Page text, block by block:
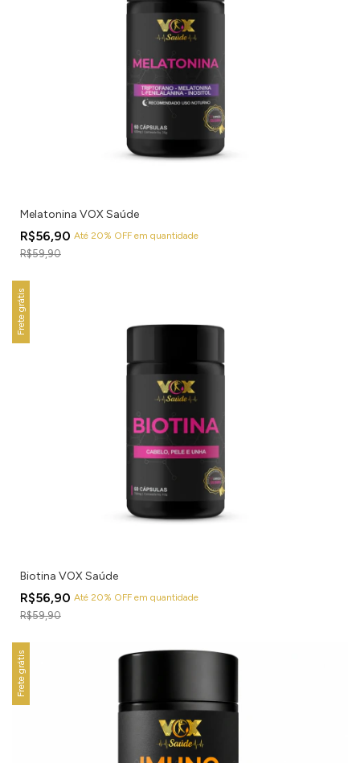
Melatonina VOX Saúde
R$56,90 Até 20% OFF em quantidade
R$59,90
Frete grátis
Biotina VOX Saúde
R$56,90 Até 20% OFF em quantidade
R$59,90
Frete grátis